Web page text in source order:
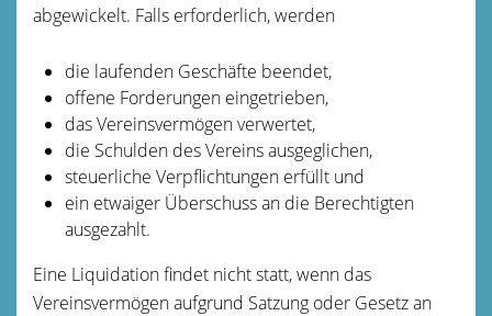
abgewickelt. Falls erforderlich, werden
die laufenden Geschäfte beendet,
offene Forderungen eingetrieben,
das Vereinsvermögen verwertet,
die Schulden des Vereins ausgeglichen,
steuerliche Verpflichtungen erfüllt und
ein etwaiger Überschuss an die Berechtigten
ausgezahlt.
Eine Liquidation findet nicht statt, wenn das
Vereinsvermögen aufgrund Satzung oder Gesetz an